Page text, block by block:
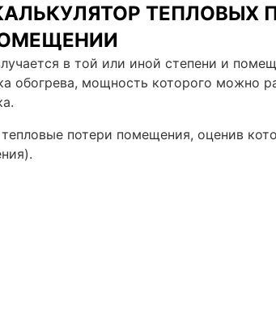
ТЕПЛОВЫХ
в той или иной степени и
обогрева, мощность которого можно
потери помещения, оценив